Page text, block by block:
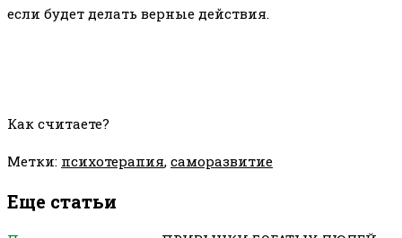
если будет делать верные действия.
Как считаете?
Метки: психотерапия, саморазвитие
Еще статьи